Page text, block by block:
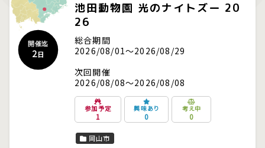
池田動物園 光のナイトズー 20
26
開催迄
2日
総合期間
2026/08/01～2026/08/29
次回開催
2026/08/08～2026/08/08
参加予定
1
興味あり
0
考え中
0
岡山市